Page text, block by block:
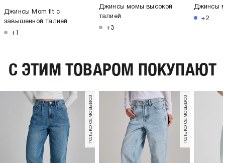
Джинсы Mom fit с
завышенной талией
+1
Джинсы момы высокой
талией
+3
Джинсы
+2
C ЭТИМ ТОВАРОМ ПОКУПАЮТ
только самовывоз только самовывоз